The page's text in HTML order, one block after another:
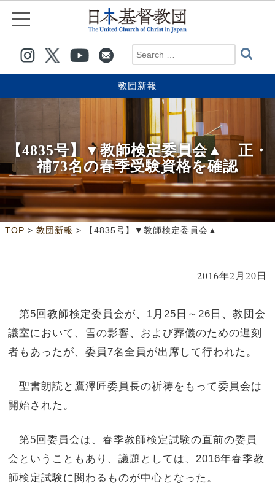
教団新報
【4835号】▼教師検定委員会▲ 正・
補73名の春季受験資格を確認
TOP > 教団新報 > 【4835号】▼教師検定委員会▲ 正・補73名の春季受験資格を確認
2016年2月20日
第5回教師検定委員会が、1月25日～26日、教団会
議室において、雪の影響、および葬儀のための遅刻
者もあったが、委員7名全員が出席して行われた。
聖書朗読と鷹澤匠委員長の祈祷をもって委員会は
開始された。
第5回委員会は、春季教師検定試験の直前の委員
会ということもあり、議題としては、2016年春季教
師検定試験に関わるものが中心となった。